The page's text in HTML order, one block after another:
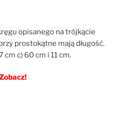
opisanego na trójkącie
prostokątne mają długość.
cm c) 60 cm i 11 cm.